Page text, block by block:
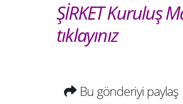
ŞİRKET Kuruluş
tıklayınız
Bu gönderiyi paylaş